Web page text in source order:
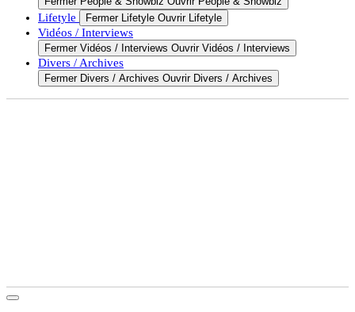
Lifetyle Fermer Lifetyle Ouvrir Lifetyle
Vidéos / Interviews
Fermer Vidéos / Interviews Ouvrir Vidéos / Interviews
Divers / Archives
Fermer Divers / Archives Ouvrir Divers / Archives